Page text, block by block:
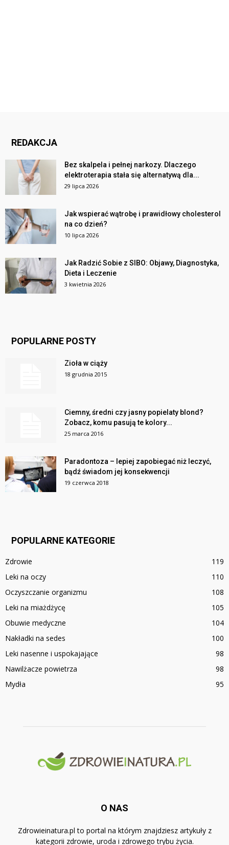
REDAKCJA
Bez skalpela i pełnej narkozy. Dlaczego
elektroterapia stała się alternatywą dla...
29 lipca 2026
Jak wspierać wątrobę i prawidłowy cholesterol
na co dzień?
10 lipca 2026
Jak Radzić Sobie z SIBO: Objawy, Diagnostyka,
Dieta i Leczenie
3 kwietnia 2026
POPULARNE POSTY
Zioła w ciąży
18 grudnia 2015
Ciemny, średni czy jasny popielaty blond?
Zobacz, komu pasują te kolory...
25 marca 2016
Paradontoza – lepiej zapobiegać niż leczyć,
bądź świadom jej konsekwencji
19 czerwca 2018
POPULARNE KATEGORIE
Zdrowie
119
Leki na oczy
110
Oczyszczanie organizmu
108
Leki na miażdżycę
105
Obuwie medyczne
104
Nakładki na sedes
100
Leki nasenne i uspokajające
98
Nawilżacze powietrza
98
Mydła
95
O NAS
Zdrowieinatura.pl to portal na którym znajdziesz artykuły z
kategorii zdrowie, uroda i zdrowego trybu życia.